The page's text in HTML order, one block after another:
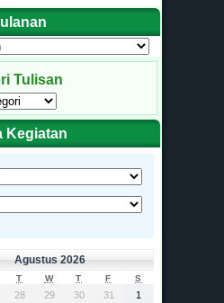
Tulisan
Kegiatan
Agustus 2026
T W T F S
28 29 30 31 1